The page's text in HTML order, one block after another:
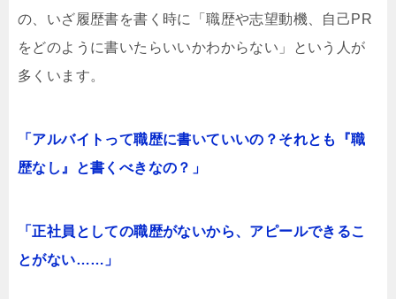
の、いざ履歴書を書く時に「職歴や志望動機、自己PR
をどのように書いたらいいかわからない」という人が
多くいます。
「アルバイトって職歴に書いていいの？それとも『職
歴なし』と書くべきなの？」
「正社員としての職歴がないから、アピールできるこ
とがない……」